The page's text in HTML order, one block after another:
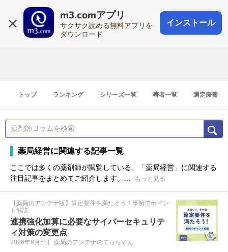
m3.comアプリ
サクサク読める無料アプリを
ダウンロード
インストール
会員登録
登録1分
トップ ランキング シリーズ一覧 著者一覧 選定療養
薬局経営に関連する記事一覧
ここでは多くの薬剤師が閲覧している、「薬局経営」に関連する
注目記事をまとめてご紹介します。...
もっと見る
【薬局のアンテナ版】算定要件を満たそう！事例でポイン
ト解説
連携強化加算に必要なサイバーセキュリテ
ィ対策の変更点
2026年8月6日 薬局のアンテナのてっちゃん